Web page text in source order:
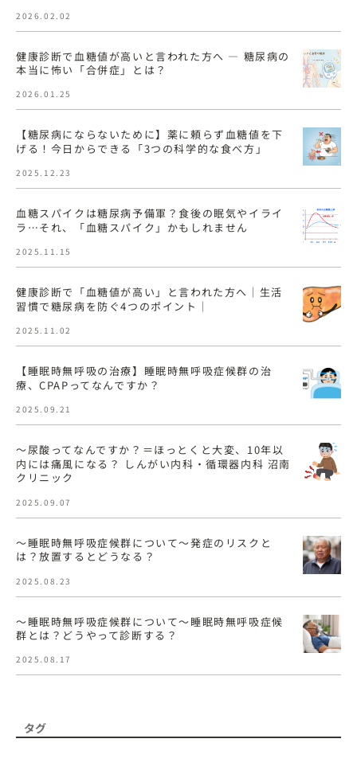
2026.02.02
健康診断で血糖値が高いと言われた方へ ― 糖尿病の
本当に怖い「合併症」とは？
2026.01.25
【糖尿病にならないために】薬に頼らず血糖値を下
げる！今日からできる「3つの科学的な食べ方」
2025.12.23
血糖スパイクは糖尿病予備軍？食後の眠気やイライ
ラ…それ、「血糖スパイク」かもしれません
2025.11.15
健康診断で「血糖値が高い」と言われた方へ｜生活
習慣で糖尿病を防ぐ4つのポイント｜
2025.11.02
【睡眠時無呼吸の治療】睡眠時無呼吸症候群の治
療、CPAPってなんですか？
2025.09.21
〜尿酸ってなんですか？＝ほっとくと大変、10年以
内には痛風になる？ しんがい内科・循環器内科 沼南
クリニック
2025.09.07
〜睡眠時無呼吸症候群について〜発症のリスクと
は？放置するとどうなる？
2025.08.23
〜睡眠時無呼吸症候群について〜睡眠時無呼吸症候
群とは？どうやって診断する？
2025.08.17
タグ